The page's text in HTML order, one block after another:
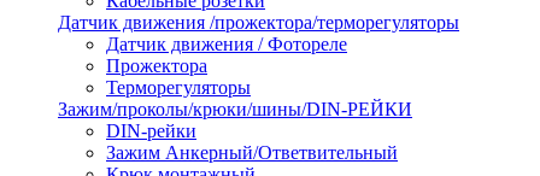
Датчик движения /прожектора/терморегуляторы
Датчик движения / Фотореле
Прожектора
Терморегуляторы
Зажим/проколы/крюки/шины/DIN-РЕЙКИ
DIN-рейки
Зажим Анкерный/Ответвительный